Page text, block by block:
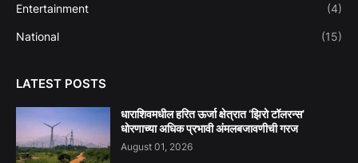
Entertainment (4)
National (15)
LATEST POSTS
धाराशिवमधील हरित ऊर्जा क्षेत्रात ‘झिरो टॉलरन्स’
धोरणाच्या अधिक प्रभावी अंमलबजावणीची गरज
August 01, 2026